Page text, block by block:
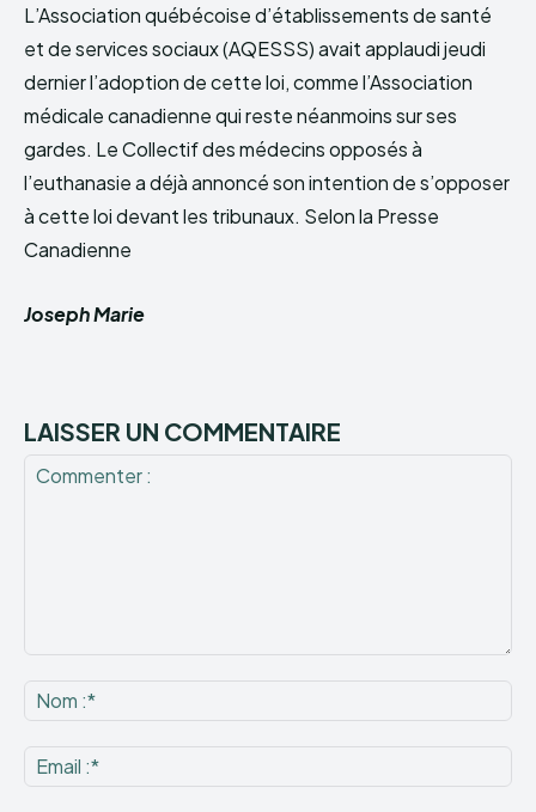
L’Association québécoise d’établissements de santé
et de services sociaux (AQESSS) avait applaudi jeudi
dernier l’adoption de cette loi, comme l’Association
médicale canadienne qui reste néanmoins sur ses
gardes. Le Collectif des médecins opposés à
l’euthanasie a déjà annoncé son intention de s’opposer
à cette loi devant les tribunaux. Selon la Presse
Canadienne
Joseph Marie
LAISSER UN COMMENTAIRE
:*
:*